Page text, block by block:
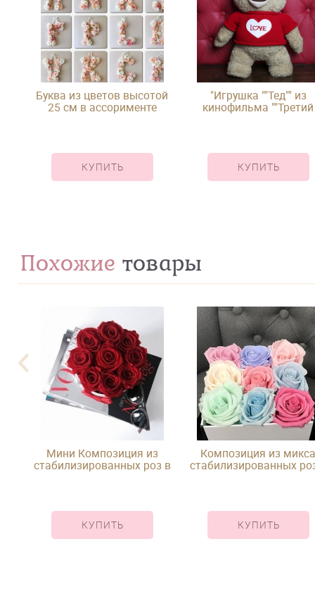
Буква из цветов высотой
25 см в ассорименте
КУПИТЬ
"Игрушка ""Тед"" из
кинофильма ""Третий
КУПИТЬ
Похожие товары
Мини Композиция из
стабилизированных роз в
КУПИТЬ
Композиция из микса
стабилизированных
КУПИТЬ